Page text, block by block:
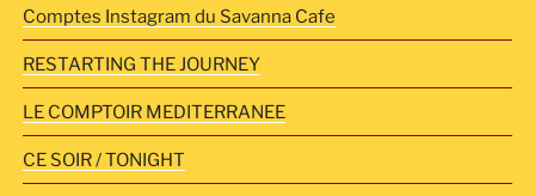
Comptes Instagram du Savanna Cafe
RESTARTING THE JOURNEY
LE COMPTOIR MEDITERRANEE
CE SOIR / TONIGHT